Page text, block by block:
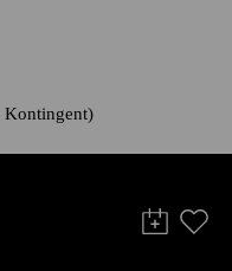
Kontingent)